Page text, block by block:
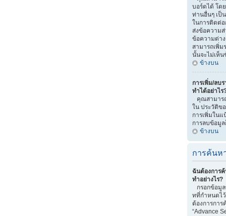
บอร์ดได้ โด
ท่านอื่นๆ เป็
ในการติดต่อ
ส่งข้อความ
ข้อความต่า
สามารถเพิ่
นั้นจะไม่เห็
ข้างบน
การเพิ่ม/ลบ
ทำได้อย่าไร
คุณสามาร
ใน ประวัติข
การเพิ่มใน
การลบข้อมูล
ข้างบน
การค้นห
ฉันต้องการ
ทำอย่างไร?
กรอกข้อมู
ทที่กำหนดไ
ต้องการการ
“Advance